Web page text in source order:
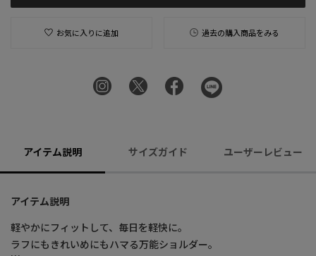
お気に入りに追加 過去の購入商品をみる
アイテム説明 サイズガイド ユーザーレビュー
アイテム説明
軽やかにフィットして、毎日を軽快に。
ラフにもきれいめにもハマる万能ショルダー。